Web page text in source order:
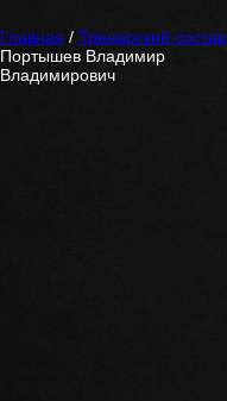
Главная / Тренерский состав
Портышев Владимир
Владимирович